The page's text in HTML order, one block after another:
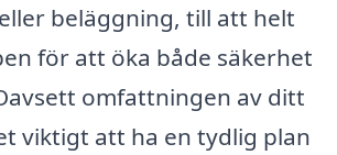
beläggning, till att helt
för att öka både säkerhet
omfattningen av ditt
viktigt att ha en tydlig plan